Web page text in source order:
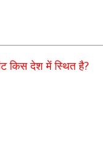
किस देश में स्थित है?